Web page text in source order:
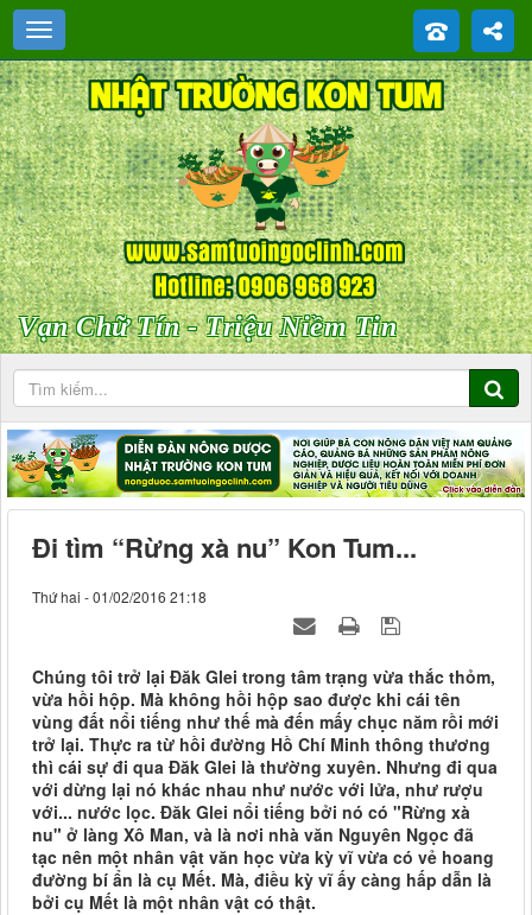
Vạn Chữ Tín - Triệu Niềm Tin
Đi tìm “Rừng xà nu” Kon Tum...
Thứ hai - 01/02/2016 21:18
Chúng tôi trở lại Đăk Glei trong tâm trạng vừa thắc thỏm,
vừa hồi hộp. Mà không hồi hộp sao được khi cái tên
vùng đất nổi tiếng như thế mà đến mấy chục năm rồi mới
trở lại. Thực ra từ hồi đường Hồ Chí Minh thông thương
thì cái sự đi qua Đăk Glei là thường xuyên. Nhưng đi qua
với dừng lại nó khác nhau như nước với lửa, như rượu
với... nước lọc. Đăk Glei nổi tiếng bởi nó có "Rừng xà
nu" ở làng Xô Man, và là nơi nhà văn Nguyên Ngọc đã
tạc nên một nhân vật văn học vừa kỳ vĩ vừa có vẻ hoang
đường bí ẩn là cụ Mết. Mà, điều kỳ vĩ ấy càng hấp dẫn là
bởi cụ Mết là một nhân vật có thật.